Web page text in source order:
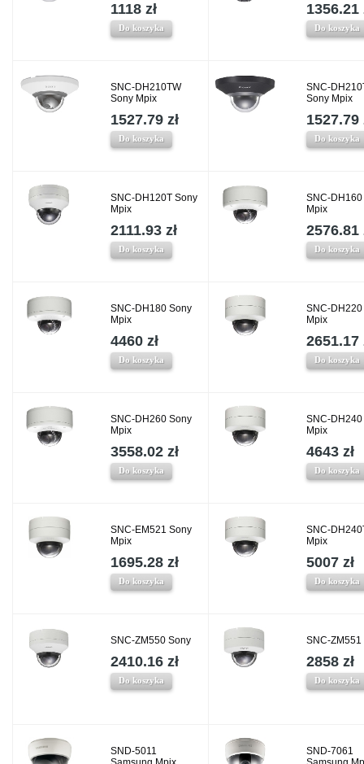
1118 zł
Do koszyka
1356.21
Do koszyka
SNC-DH210TW
Sony Mpix
1527.79 zł
Do koszyka
SNC-
Sony Mpix
1527.79
Do koszyka
SNC-DH120T Sony
Mpix
2111.93 zł
Do koszyka
SNC-
Mpix
2576.81
Do koszyka
SNC-DH180 Sony
Mpix
4460 zł
Do koszyka
SNC-
Mpix
2651.17
Do koszyka
SNC-DH260 Sony
Mpix
3558.02 zł
Do koszyka
SNC-
Mpix
4643 zł
Do koszyka
SNC-EM521 Sony
Mpix
1695.28 zł
Do koszyka
SNC-
Mpix
5007 zł
Do koszyka
SNC-ZM550 Sony
2410.16 zł
Do koszyka
SNC-ZM551
2858 zł
Do koszyka
SND-5011
SND-7061